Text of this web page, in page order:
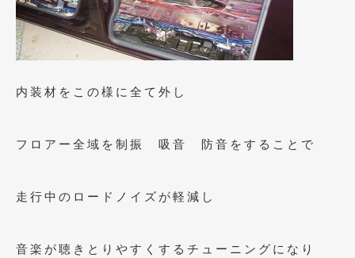
2020年12月(2)
2020年11月(2)
2020年8月(4)
2020年6月(2)
内装材をこの様に全て外し
フロアー全域を制振 吸音 防音をすることで
走行中のロードノイズが軽減し
音楽が聴きとりやすくするチューニングになり